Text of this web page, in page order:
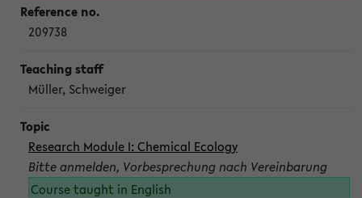
209738
Müller, Schweiger
Research Module I: Chemical Ecology
Bitte anmelden, Vorbesprechung nach Vereinbarung
Course taught in English